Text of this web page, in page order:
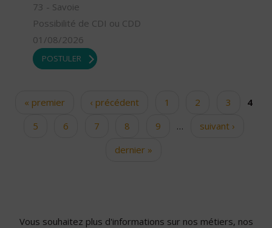
73 - Savoie
Possibilité de CDI ou CDD
01/08/2026
POSTULER
Pages« premier ‹ précédent 1 2 3
4
5
6 7 8 9 …
suivant ›
dernier »
Vous souhaitez plus d'informations sur nos métiers, nos